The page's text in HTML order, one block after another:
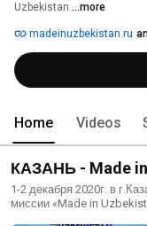
Uzbekistan ...more
madeinuzbekistan.ru
Home Videos
КАЗАНЬ - Made
1-2 декабря 2020г. в
миссии «Made in